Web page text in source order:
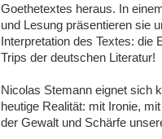
Goethetextes heraus. In
und Lesung präsentieren sie
Interpretation des Textes:
Trips der deutschen Literatur!
Nicolas Stemann eignet sich
heutige Realität: mit Ironie,
der Gewalt und Schärfe